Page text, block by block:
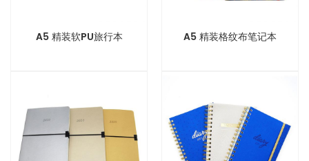
A5 精装软PU旅行本 A5 精装格纹布笔记本